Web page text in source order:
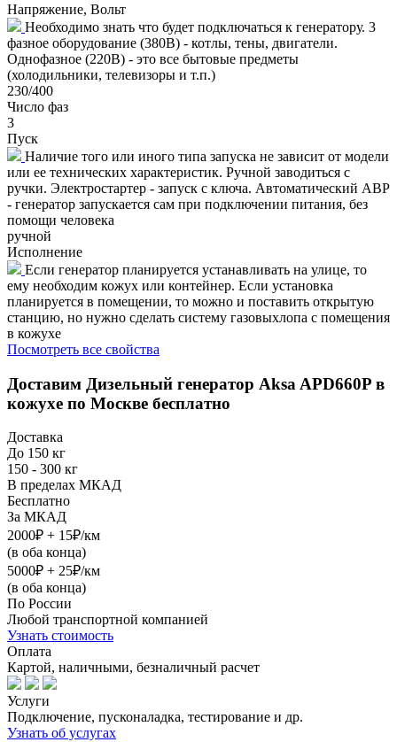
Напряжение, Вольт
Необходимо знать что будет подключаться к генератору. 3
фазное оборудование (380В) - котлы, тены, двигатели.
Однофазное (220В) - это все бытовые предметы
(холодильники, телевизоры и т.п.)
230/400
Число фаз
3
Пуск
Наличие того или иного типа запуска не зависит от модели
или ее технических характеристик. Ручной заводиться с
ручки. Электростартер - запуск с ключа. Автоматический АВР
- генератор запускается сам при подключении питания, без
помощи человека
ручной
Исполнение
Если генератор планируется устанавливать на улице, то
ему необходим кожух или контейнер. Если установка
планируется в помещении, то можно и поставить открытую
станцию, но нужно сделать систему газовыхлопа с помещения
в кожухе
Посмотреть все свойства
Доставим Дизельный генератор Aksa APD660P в
кожухе по Москве бесплатно
Доставка
До 150 кг
150 - 300 кг
В пределах МКАД
Бесплатно
За МКАД
2000₽ + 15₽/км
(в оба конца)
5000₽ + 25₽/км
(в оба конца)
По России
Любой транспортной компанией
Узнать стоимость
Оплата
Картой, наличными, безналичный расчет
Услуги
Подключение, пусконаладка, тестирование и др.
Узнать об услугах